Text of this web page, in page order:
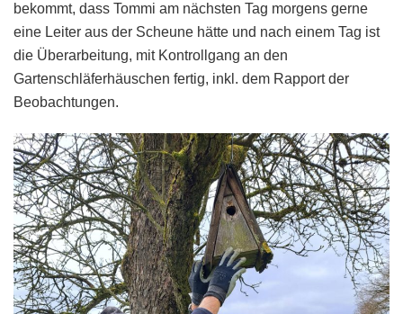
bekommt, dass Tommi am nächsten Tag morgens gerne
eine Leiter aus der Scheune hätte und nach einem Tag ist
die Überarbeitung, mit Kontrollgang an den
Gartenschläferhäuschen fertig, inkl. dem Rapport der
Beobachtungen.